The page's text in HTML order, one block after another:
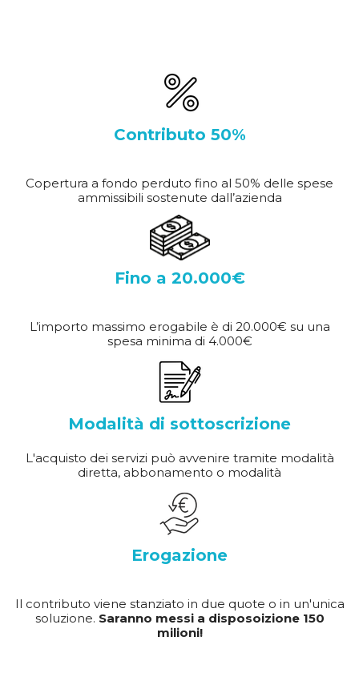
Contributo 50%
Copertura a fondo perduto fino al 50% delle spese
ammissibili sostenute dall’azienda
Fino a 20.000€
L’importo massimo erogabile è di 20.000€ su una
spesa minima di 4.000€
Modalità di sottoscrizione
L'acquisto dei servizi può avvenire tramite modalità
diretta, abbonamento o modalità
Erogazione
Il contributo viene stanziato in due quote o in un'unica
soluzione. Saranno messi a disposoizione 150
milioni!